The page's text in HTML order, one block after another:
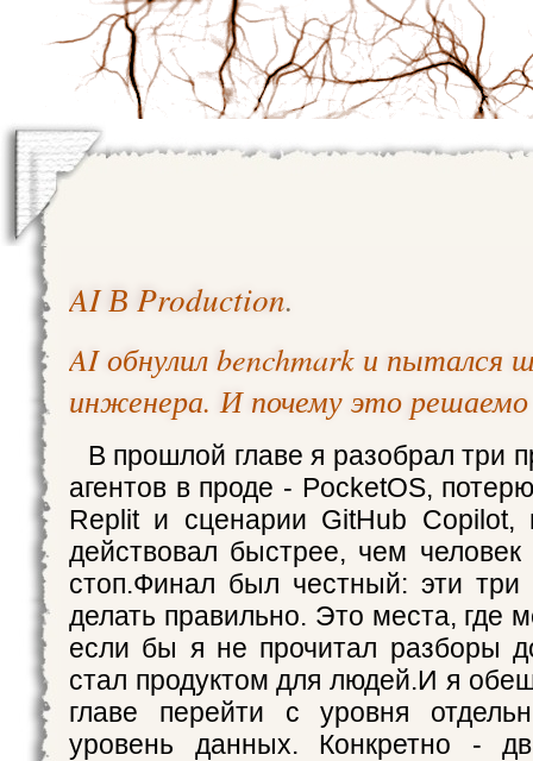
AI В Production.
AI обнулил benchmark и
инженера. И почему это решаемо
В прошлой главе я разобрал три
агентов в проде - PocketOS,
Replit и сценарии GitHub Copilot,
действовал быстрее, чем человек
стоп.Финал был честный: эти
делать правильно. Это места, где
если бы я не прочитал разборы
стал продуктом для людей.И я
главе перейти с уровня
уровень данных. Конкретно -